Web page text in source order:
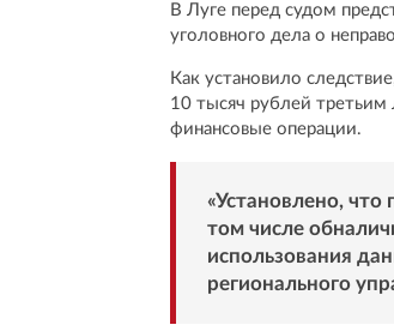
В Луге перед судом
уголовного дела о
Как установило
10 тысяч рублей третьим
финансовые операции.
«Установлено,
том числе
использования
регионального